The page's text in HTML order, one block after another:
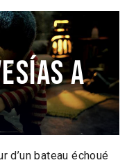
a
Chili
2011
d’un bateau échoué